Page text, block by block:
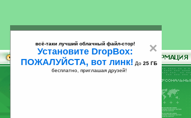
×
всё-таки лучший облачный файл-стор!
Установите DropBox:
ПОЖАЛУЙСТА, вот линк! До 25 ГБ
бесплатно, приглашая друзей!